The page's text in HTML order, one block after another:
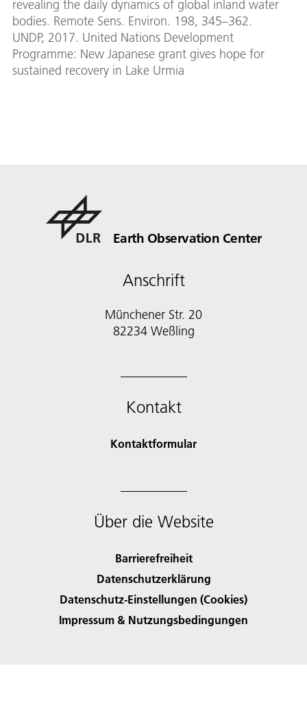
revealing the daily dynamics of global inland water
bodies. Remote Sens. Environ. 198, 345–362.
UNDP, 2017. United Nations Development
Programme: New Japanese grant gives hope for
sustained recovery in Lake Urmia
Earth Observation Center
Anschrift
Münchener Str. 20
Kontakt
Kontaktformular
Über die Website
Barrierefreiheit
Datenschutzerklärung
Datenschutz-Einstellungen (Cookies)
Impressum & Nutzungsbedingungen